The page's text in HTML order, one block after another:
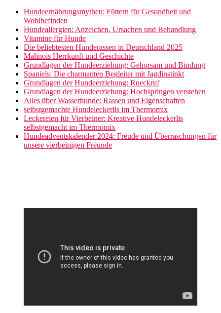
Hundeernährungsmythen: Füttern für Gesundheit und
Wohlbefinden
Hundeallergien: Anzeichen, Ursachen und Behandlung
Vitamine für Hunde
Die beliebtesten Hunderassen in Deutschland 2025
Malinois Herrkunft und Geschichte
Grundlagen der Hundeerziehung: Gehorsam und Bindung
Spaniels: Die charmanten Begleiter mit Jagdinstinkt
Grundlagen der Hundeerziehung: Rueckruf
Grundlagen der Hundeerziehung: Hochspringen verstehen
Alles über Wasserhunde: Rassen und Eigenschaften
selbstgemachte Hundeleckerlis im Thermomix
Leckereien für Vierbeiner: Kreative Hundeleckerlis
selbstgemacht im Thermomix
Hundeadventskalender 2024: Freude und Überraschungen für
unsere vierbeinigen Freunde